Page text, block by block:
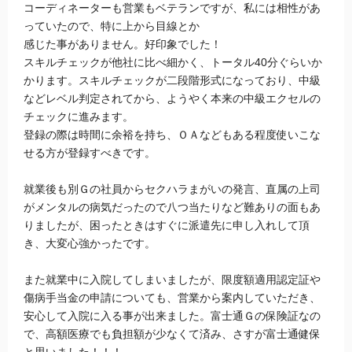
コーディネーターも営業もベテランですが、私には相性があ
っていたので、特に上から目線とか
感じた事がありません。好印象でした！
スキルチェックが他社に比べ細かく、トータル40分ぐらいか
かります。スキルチェックが二段階形式になっており、中級
などレベル判定されてから、ようやく本来の中級エクセルの
チェックに進みます。
登録の際は時間に余裕を持ち、ＯＡなどもある程度使いこな
せる方が登録すべきです。
就業後も別Ｇの社員からセクハラまがいの発言、直属の上司
がメンタルの病気だったので八つ当たりなど難ありの面もあ
りましたが、困ったときはすぐに派遣先に申し入れして頂
き、大変心強かったです。
また就業中に入院してしまいましたが、限度額適用認定証や
傷病手当金の申請についても、営業から案内していただき、
安心して入院に入る事が出来ました。富士通Ｇの保険証なの
で、高額医療でも負担額が少なくて済み、さすが富士通健保